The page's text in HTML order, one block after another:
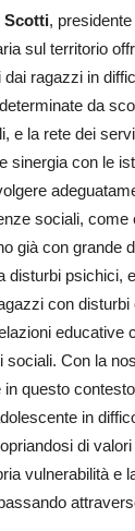
Scotti,
sul territorio
ragazzi in
da
e la rete dei
sinergia con le
sociali,
già con grande
disturbi psichici,
con
educative
sociali. Con la
in questo
in
di
vulnerabilità e